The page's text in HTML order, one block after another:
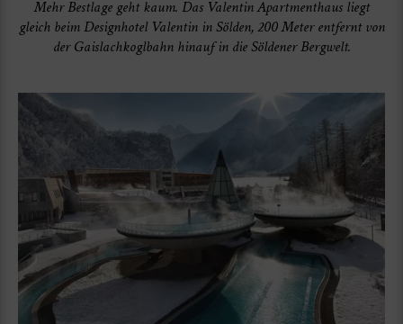
Mehr Bestlage geht kaum. Das Valentin Apartmenthaus liegt
gleich beim Designhotel Valentin in Sölden, 200 Meter entfernt von
der Gaislachkoglbahn hinauf in die Söldener Bergwelt.